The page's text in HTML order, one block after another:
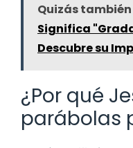
Quizás
Significa
Descubre su
¿Por qué
parábolas